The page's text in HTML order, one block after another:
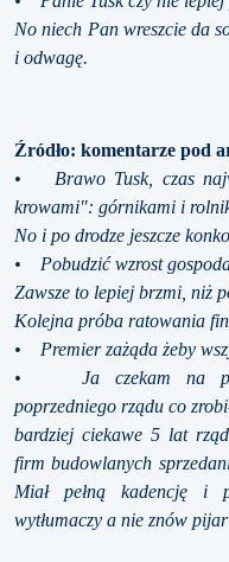
No niech Pan wreszcie da
i odwagę.
Źródło: komentarze pod
• Brawo Tusk, czas
krowami": górnikami i
No i po drodze jeszcze
• Pobudzić wzrost
Zawsze to lepiej brzmi, niż
Kolejna próba ratowania
• Premier zażąda żeby
• Ja czekam na
poprzedniego rządu co
bardziej ciekawe 5 lat
firm budowlanych
Miał pełną kadencję i
wytłumaczy a nie znów pijar